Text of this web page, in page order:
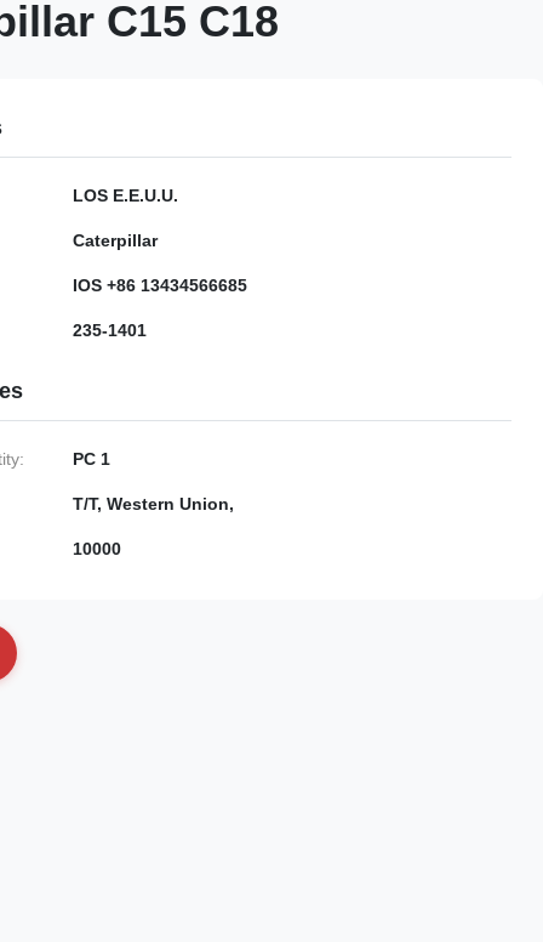
C15 C18
LOS E.E.U.U.
Caterpillar
IOS +86 13434566685
235-1401
PC 1
T/T, Western Union,
10000